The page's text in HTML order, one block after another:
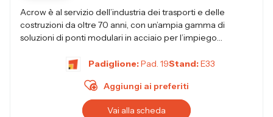
Acrow è al servizio dell’industria dei trasporti e delle
costruzioni da oltre 70 anni, con un’ampia gamma di
soluzioni di ponti modulari in acciaio per l’impiego
Padiglione:Pad. 19Stand:E33
Aggiungi ai preferiti
Vai alla scheda